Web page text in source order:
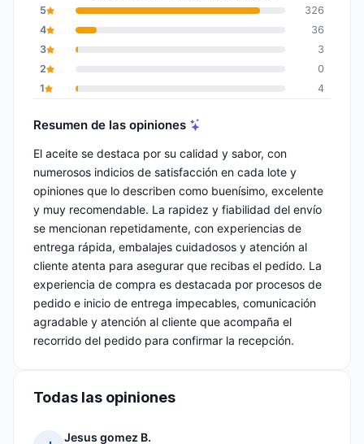
5
326
4
36
3
3
2
0
1
4
Resumen de las opiniones
El aceite se destaca por su calidad y sabor, con
numerosos indicios de satisfacción en cada lote y
opiniones que lo describen como buenísimo, excelente
y muy recomendable. La rapidez y fiabilidad del envío
se mencionan repetidamente, con experiencias de
entrega rápida, embalajes cuidadosos y atención al
cliente atenta para asegurar que recibas el pedido. La
experiencia de compra es destacada por procesos de
pedido e inicio de entrega impecables, comunicación
agradable y atención al cliente que acompaña el
recorrido del pedido para confirmar la recepción.
Todas las opiniones
Jesus gomez B.